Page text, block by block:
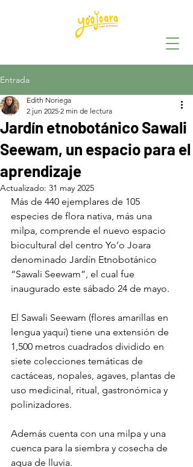
Entrada
Jardín etnobotánico Sawali
Seewam, un espacio para el
aprendizaje
Edith Noriega
2 jun 2025 2 min de lectura
Actualizado: 31 may 2025
Más de 440 ejemplares de 105
especies de flora nativa, más una
milpa, comprende el nuevo espacio
biocultural del centro Yo’o Joara
denominado Jardín Etnobotánico
“Sawali Seewam”, el cual fue
inaugurado este sábado 24 de mayo.
El Sawali Seewam (flores amarillas en
lengua yaqui) tiene una extensión de
1,500 metros cuadrados dividido en
siete colecciones temáticas de
cactáceas, nopales, agaves, plantas de
uso medicinal, ritual, gastronómica y
polinizadores.
Además cuenta con una milpa y una
cuenca para la siembra y cosecha de
agua de lluvia.